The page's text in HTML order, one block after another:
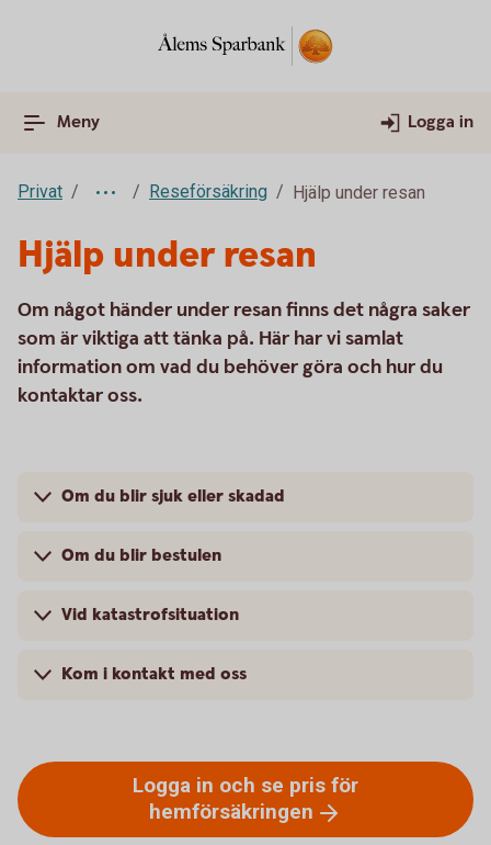
Meny Logga in
Privat Reseförsäkring Hjälp under resan
Hjälp under resan
Om något händer under resan finns det några saker
som är viktiga att tänka på. Här har vi samlat
information om vad du behöver göra och hur du
kontaktar oss.
Om du blir sjuk eller skadad
Om du blir bestulen
Vid katastrofsituation
Kom i kontakt med oss
Logga in och se pris för
hemförsäkringen